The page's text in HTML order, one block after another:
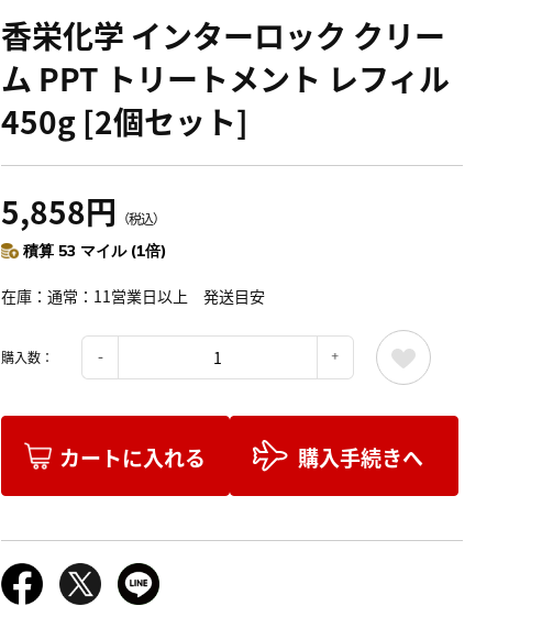
香栄化学 インターロック クリー
ム PPT トリートメント レフィル
450g [2個セット]
5,858円 （税込）
積算 53 マイル (1倍)
在庫 通常：11営業日以上 発送目安
購入数：
カートに入れる 購入手続きへ